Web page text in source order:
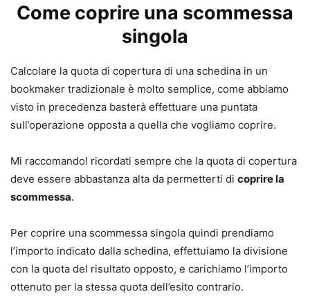
Come coprire una scommessa
singola
Calcolare la quota di copertura di una schedina in un
bookmaker tradizionale è molto semplice, come abbiamo
visto in precedenza basterà effettuare una puntata
sull’operazione opposta a quella che vogliamo coprire.
Mi raccomando! ricordati sempre che la quota di copertura
deve essere abbastanza alta da permetterti di coprire la
scommessa.
Per coprire una scommessa singola quindi prendiamo
l’importo indicato dalla schedina, effettuiamo la divisione
con la quota del risultato opposto, e carichiamo l’importo
ottenuto per la stessa quota dell’esito contrario.